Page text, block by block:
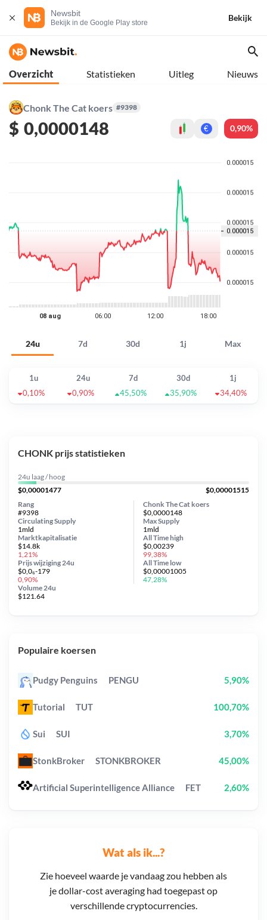
Newsbit
Bekijk in de Google Play store
Bekijk
Overzicht Statistieken Uitleg Nieuws
Chonk The Cat koers #9398
$ 0,0000148 € 0,90%
24u 7d 30d 1j Max
1u 24u 7d 30d
1j
0,10%
0,90% 45,50% 35,90% 34,40%
Wat als ik...?
Zie hoeveel waarde je vandaag zou hebben als
je dollar-cost averaging had toegepast op
verschillende cryptocurrencies.
CHONK prijs statistieken
24u laag / hoog
$0,00001477
$0,00001515
Chonk The Cat koers
$0,0000148
Circulating Supply
1mld
Prijs wijziging 24u
$0,0₆-179
0,90%
Max Supply
1mld
Marktkapitalisatie
$14.8k
1,21%
Volume 24u
$121.64
Rang
#9398
All Timehigh
$0,00239
99,38%
All Time low
$0,00001005
47,28%
Populaire koersen
Pudgy Penguins PENGU 5,90%
Tutorial TUT 100,70%
Sui SUI 3,70%
StonkBroker STONKBROKER 45,00%
Artificial Superintelligence Alliance FET 2,60%